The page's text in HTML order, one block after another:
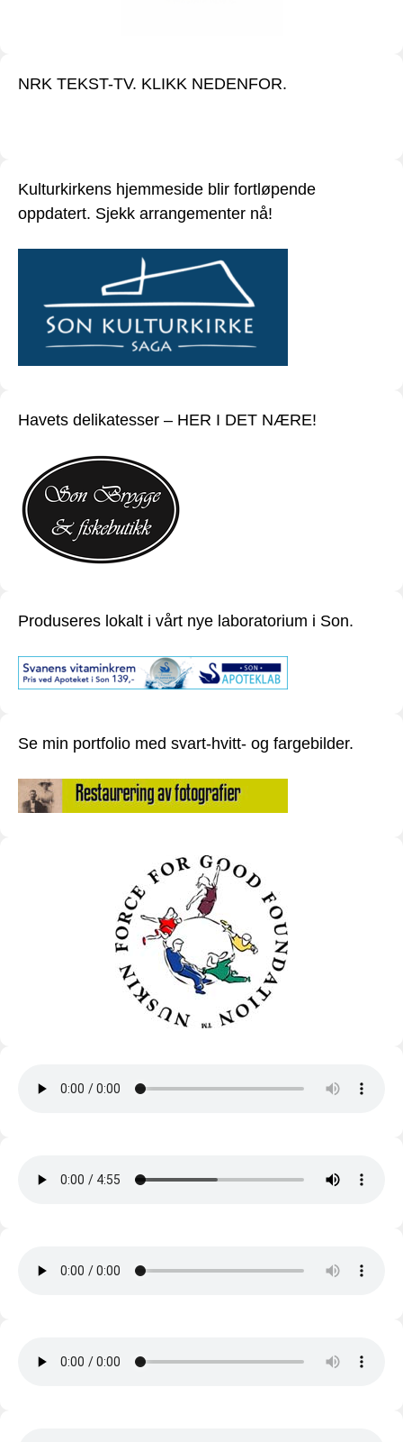
NRK TEKST-TV. KLIKK NEDENFOR.
Kulturkirkens hjemmeside blir fortløpende
oppdatert. Sjekk arrangementer nå!
Havets delikatesser – HER I DET NÆRE!
Produseres lokalt i vårt nye laboratorium i Son.
Se min portfolio med svart-hvitt- og fargebilder.